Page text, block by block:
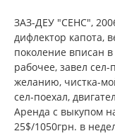
ЗАЗ-ДЕУ "СЕНС",
дифлектор капота,
поколение вписан
рабочее, завел
желанию, чистка-
сел-поехал,
Аренда с выкупом
25$/1050грн. в